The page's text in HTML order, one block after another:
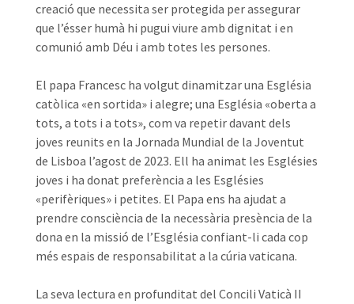
creació que necessita ser protegida per assegurar
que l’ésser humà hi pugui viure amb dignitat i en
comunió amb Déu i amb totes les persones.
El papa Francesc ha volgut dinamitzar una Església
catòlica «en sortida» i alegre; una Església «oberta a
tots, a tots i a tots», com va repetir davant dels
joves reunits en la Jornada Mundial de la Joventut
de Lisboa l’agost de 2023. Ell ha animat les Esglésies
joves i ha donat preferència a les Esglésies
«perifèriques» i petites. El Papa ens ha ajudat a
prendre consciència de la necessària presència de la
dona en la missió de l’Església confiant-li cada cop
més espais de responsabilitat a la cúria vaticana.
La seva lectura en profunditat del Concili Vaticà II